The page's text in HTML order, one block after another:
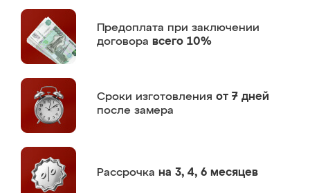
Предоплата при заключении
договора всего 10%
Сроки изготовления от 7 дней
после замера
Рассрочка на 3, 4, 6 месяцев